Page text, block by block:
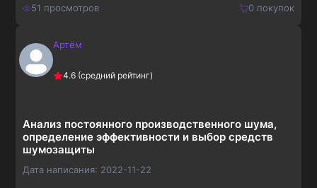
51 просмотров 0покупок
150₽Артём
4.6 (средний рейтинг)
Анализ постоянного производственного шума,
определение эффективности и выбор средств
шумозащиты
Дата написания: 2022-11-22